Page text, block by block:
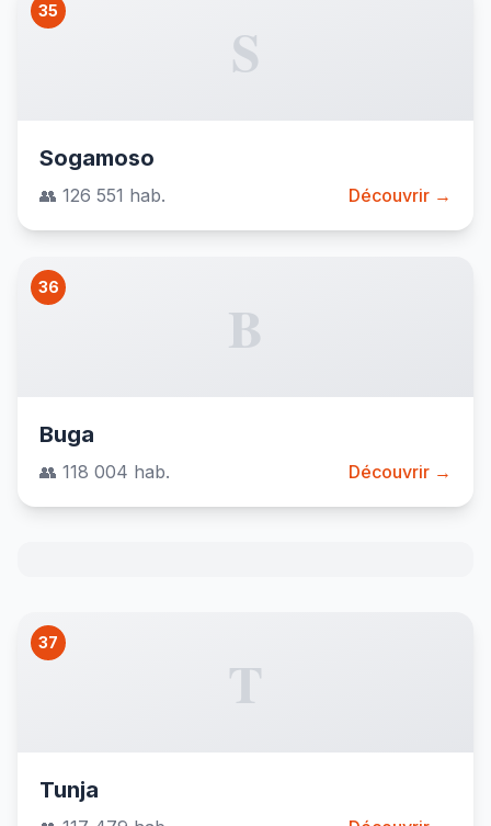
35
S
Sogamoso
👥 126 551 hab. Découvrir →
36
B
Buga
👥 118 004 hab. Découvrir →
37
T
Tunja